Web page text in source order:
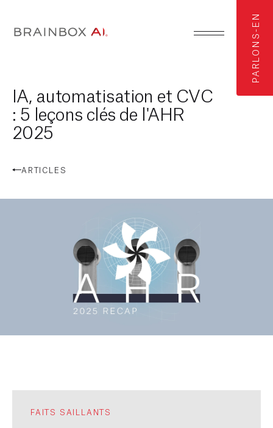
PARLONS-EN
IA, automatisation et CVC
: 5 leçons clés de l'AHR
2025
ARTICLES
FAITS SAILLANTS